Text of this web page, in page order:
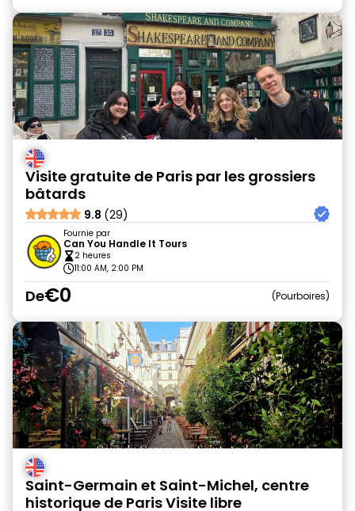
Visite gratuite de Paris par les grossiers
bâtards
9.8 (29)
Fournie par
Can You Handle It Tours
2 heures
11:00 AM, 2:00 PM
De€0 Pourboires
Saint-Germain et Saint-Michel, centre
historique de Paris Visite libre